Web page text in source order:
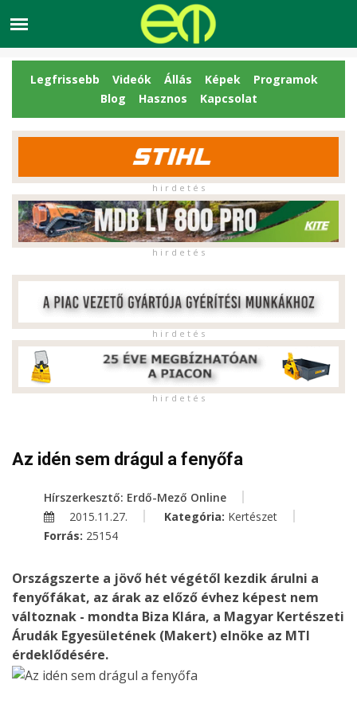
Legfrissebb Videók Állás Képek
Programok
Blog
Hasznos Kapcsolat
h i r d e t é s
h i r d e t é s
h i r d e t é s
h i r d e t é s
Az idén sem drágul a fenyőfa
Hírszerkesztő: Erdő-Mező Online
2015.11.27.
Kategória: Kertészet
Forrás: 25154
Országszerte a jövő hét végétől kezdik árulni a
fenyőfákat, az árak az előző évhez képest nem
változnak - mondta Biza Klára, a Magyar Kertészeti
Árudák Egyesületének (Makert) elnöke az MTI
érdeklődésére.